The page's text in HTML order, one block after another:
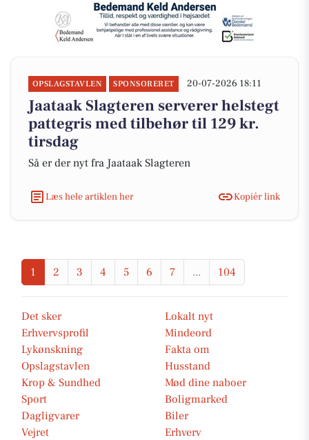
OPSLAGSTAVLEN SPONSORERET 20-07-2026 18:11
Jaataak Slagteren serverer helstegt
pattegris med tilbehør til 129 kr.
tirsdag
Så er der nyt fra Jaataak Slagteren
Læs hele artiklen her Kopiér link
1 2 3 4 5 6 7 ... 104
Det sker
Lokalt nyt
Erhvervsprofil
Mindeord
Lykønskning
Fakta om
Opslagstavlen
Husstand
Krop & Sundhed
Mød dine naboer
Sport
Boligmarked
Dagligvarer
Biler
Vejret
Erhverv